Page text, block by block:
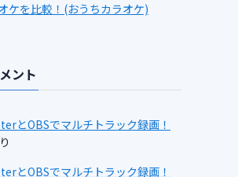
ケを比較！(おうちカラオケ)
ント
とOBSでマルチトラック録画！
とOBSでマルチトラック録画！